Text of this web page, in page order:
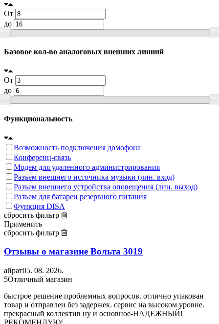
От
до
Базовое кол-во аналоговых внешних линиий
От
до
Функциональность
Возможность подключения домофона
Конференц-связь
Модем для удаленного администрирования
Разъем внешнего источника музыки (лин. вход)
Разъем внешнего устройства оповещения (лин. выход)
Разъем для батареи резервного питания
Функция DISA
сбросить фильтр
Применить
сбросить фильтр
Отзывы о магазине Вольта 3019
айрат05. 08. 2026.
5Отличный магазин
быстрое решение проблемных вопросов. отлично упакован
товар и отправлен без задержек. сервис на высоком уровне.
прекрасный коллектив ну и основное-НАДЕЖНЫЙ!